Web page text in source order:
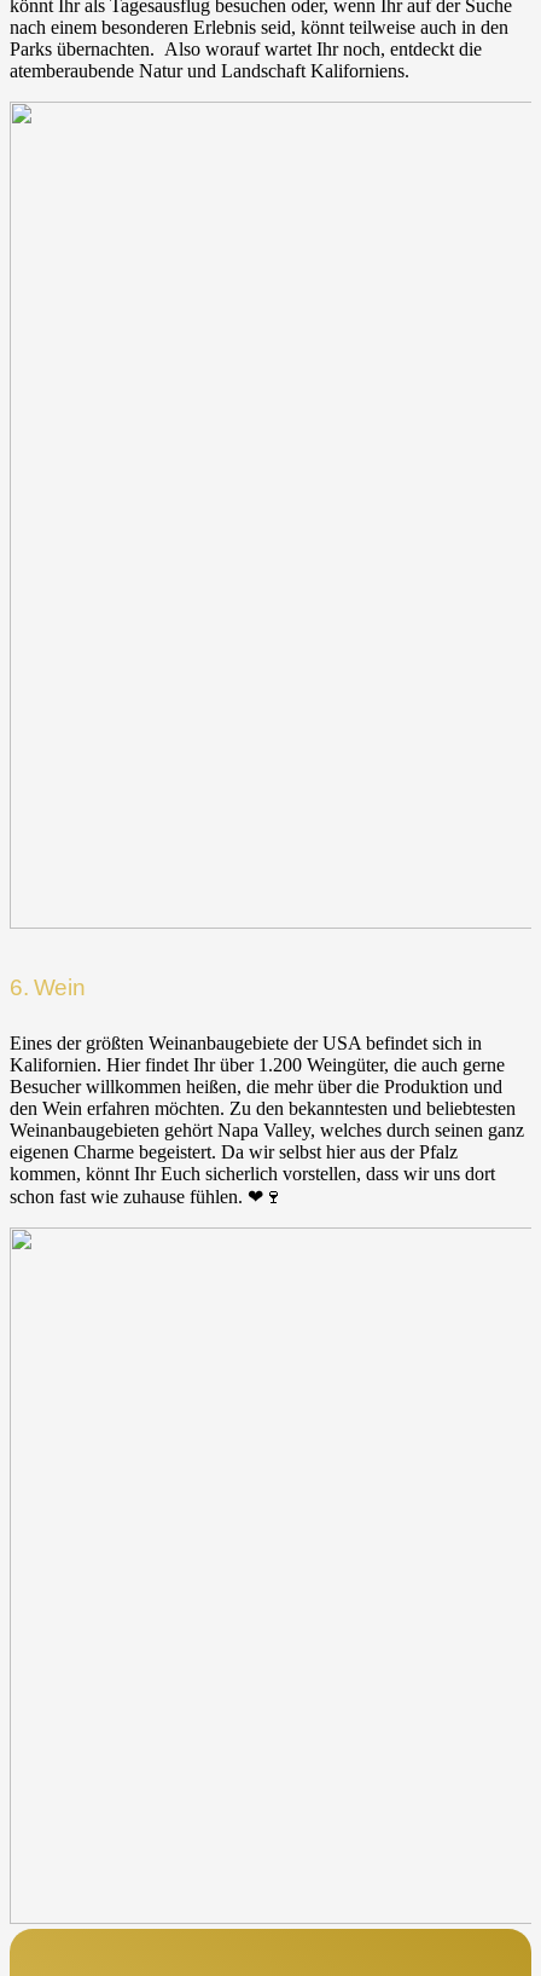
könnt Ihr als Tagesausflug besuchen oder, wenn Ihr auf der Suche
nach einem besonderen Erlebnis seid, könnt teilweise auch in den
Parks übernachten. Also worauf wartet Ihr noch, entdeckt die
atemberaubende Natur und Landschaft Kaliforniens.
6. Wein
Eines der größten Weinanbaugebiete der USA befindet sich in
Kalifornien. Hier findet Ihr über 1.200 Weingüter, die auch gerne
Besucher willkommen heißen, die mehr über die Produktion und
den Wein erfahren möchten. Zu den bekanntesten und beliebtesten
Weinanbaugebieten gehört Napa Valley, welches durch seinen ganz
eigenen Charme begeistert. Da wir selbst hier aus der Pfalz
kommen, könnt Ihr Euch sicherlich vorstellen, dass wir uns dort
schon fast wie zuhause fühlen. ❤🍷